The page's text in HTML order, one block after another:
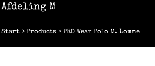
Afdeling M
Start > Products > PRO Wear Polo M. Lomme